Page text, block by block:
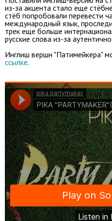
из-за акцента стало еще
стёб попробовали перевести
международный язык,
трек еще больше
русские слова из-за
Инглиш вершн "Патимейкера"
ссылке.